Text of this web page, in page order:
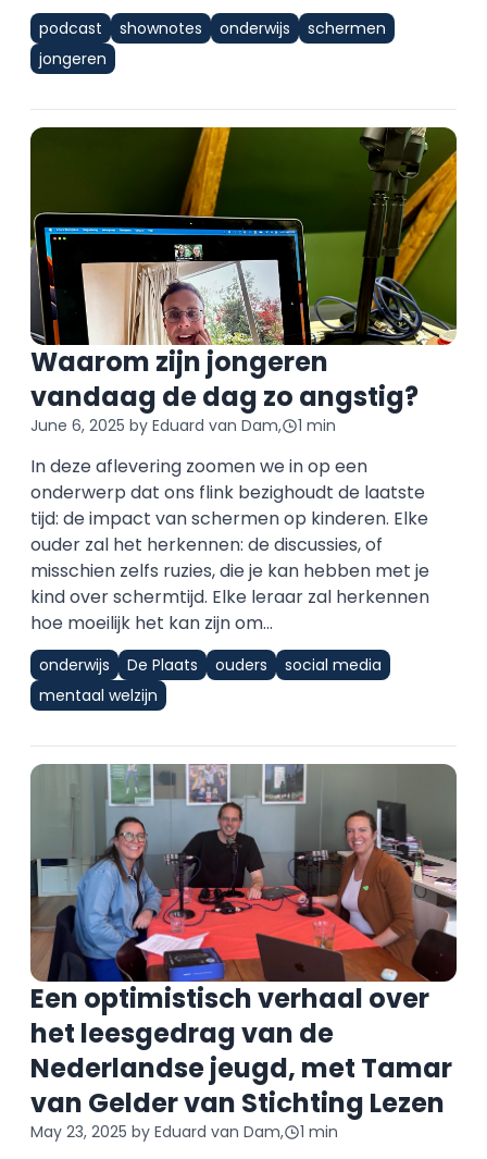
podcast shownotes onderwijs
schermen
jongeren
Waarom zijn jongeren
vandaag de dag zo angstig?
June 6, 2025 by Eduard van Dam, 1 min
In deze aflevering zoomen we in op een
onderwerp dat ons flink bezighoudt de laatste
tijd: de impact van schermen op kinderen. Elke
ouder zal het herkennen: de discussies, of
misschien zelfs ruzies, die je kan hebben met je
kind over schermtijd. Elke leraar zal herkennen
hoe moeilijk het kan zijn om...
onderwijs De Plaats ouders
social media
mentaal welzijn
Een optimistisch verhaal over
het leesgedrag van de
Nederlandse jeugd, met Tamar
van Gelder van Stichting Lezen
May 23, 2025 by Eduard van Dam, 1 min